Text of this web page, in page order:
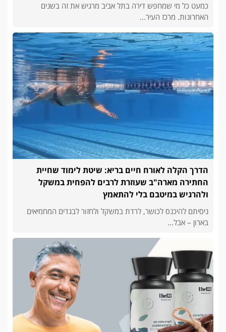
כמעט כל מי שמחפש דירה בתל אביב מרגיש את זה בשנים
האחרונות. מרכז העיר...
הדרך הקלה לאורח חיים בריא: שיטת לימוד שחיית
החתירה מארה"ב שעוזרת לרבים להפחית במשקל
ולהרגיש במיטבם בלי להתאמץ
ניסיתם להיכנס לכושר, לרדת במשקל ולחזור לבגדים המחמיאים
בארון – אבל...